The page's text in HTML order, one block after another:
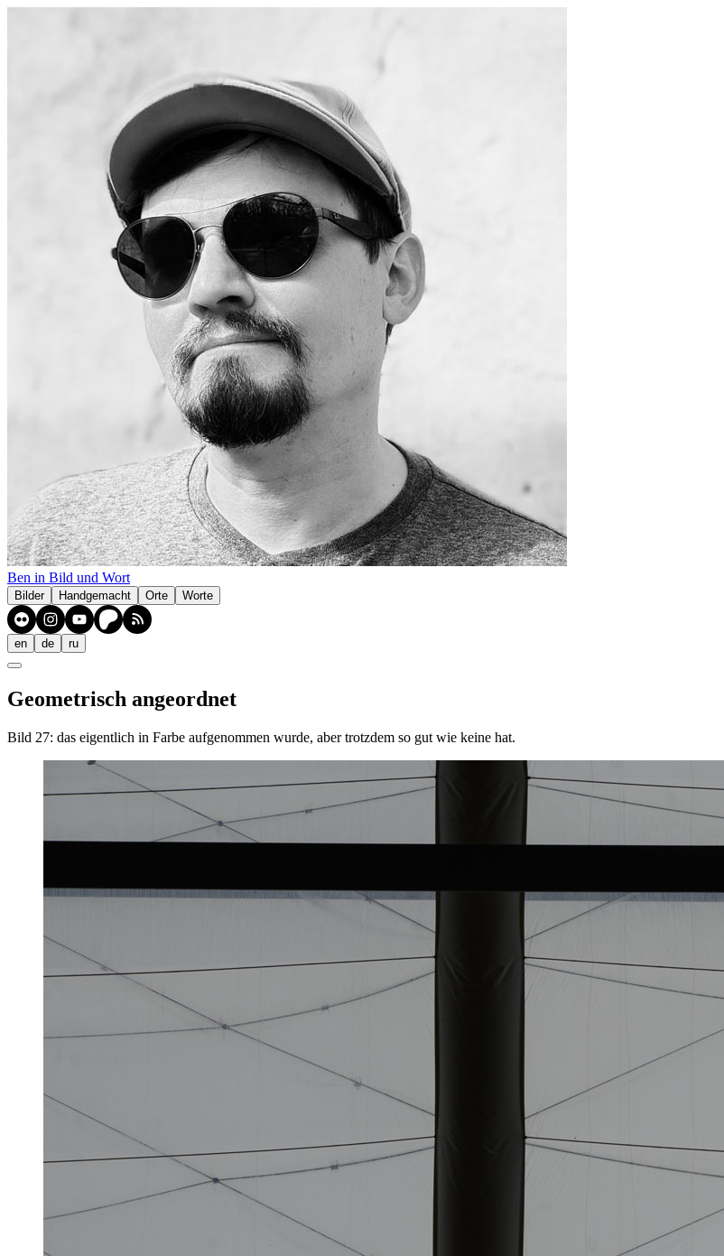
Ben in Bild und Wort
Bilder Handgemacht Orte Worte
en de ru
Geometrisch angeordnet
Bild 27: das eigentlich in Farbe aufgenommen wurde, aber trotzdem so gut wie keine hat.